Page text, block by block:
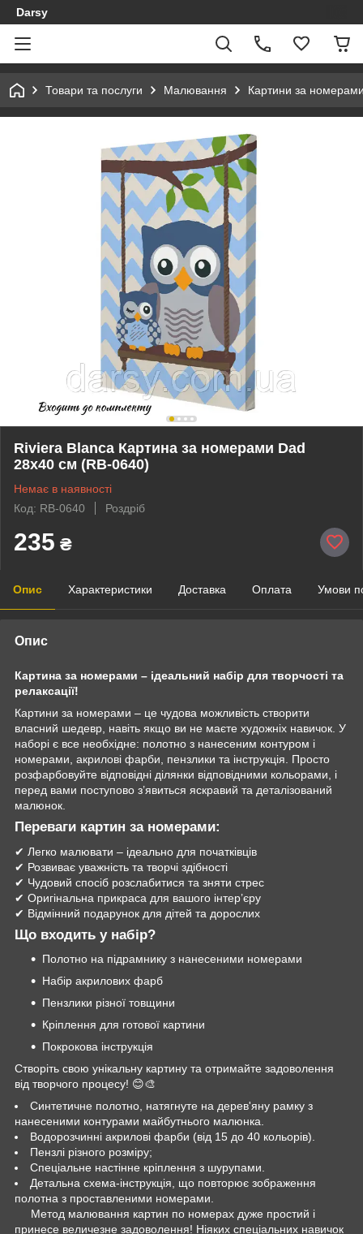
Darsy
Товари та послуги Малювання Картини за
Riviera Blanca Картина за номерами Dad
28x40 см (RB-0640)
Немає в наявності
Код: RB-0640
Роздріб
235 ₴
Опис Характеристики Доставка Оплата Умови
Опис
Картина за номерами – ідеальний набір для творчості та
релаксації!
Картини за номерами – це чудова можливість створити
власний шедевр, навіть якщо ви не маєте художніх навичок. У
наборі є все необхідне: полотно з нанесеним контуром і
номерами, акрилові фарби, пензлики та інструкція. Просто
розфарбовуйте відповідні ділянки відповідними кольорами, і
перед вами поступово з’явиться яскравий та деталізований
малюнок.
Переваги картин за номерами:
✔ Легко малювати – ідеально для початківців
✔ Розвиває уважність та творчі здібності
✔ Чудовий спосіб розслабитися та зняти стрес
✔ Оригінальна прикраса для вашого інтер’єру
✔ Відмінний подарунок для дітей та дорослих
Що входить у набір?
Полотно на підрамнику з нанесеними номерами
Набір акрилових фарб
Пензлики різної товщини
Кріплення для готової картини
Покрокова інструкція
Створіть свою унікальну картину та отримайте задоволення
від творчого процесу! 😊🎨
Синтетичне полотно, натягнуте на дерев'яну рамку з
нанесеними контурами майбутнього малюнка.
Водорозчинні акрилові фарби (від 15 до 40 кольорів).
Пензлі різного розміру;
Спеціальне настінне кріплення з шурупами.
Детальна схема-інструкція, що повторює зображення
полотна з проставленими номерами.
Метод малювання картин по номерах дуже простий і
принесе величезне задоволення! Ніяких спеціальних навичок